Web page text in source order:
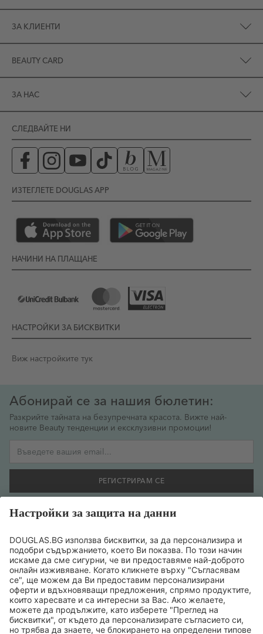
ЗА КЛИЕНТИ
BEAUTY CARD
ЗА НАС
СЛЕДВАЙТЕ НИ
ИЗТЕГЛЕТЕ DOUGLAS APP
НАЧИНИ НА ПЛАЩАНЕ
НАСТРОЙКИ ЗА БИСКВИТКИ
Виж настройките тук
Абонирай се за нашия бюлетин:
Разкрийте тайната на безупречната красота. Вижте най-
новите Beauty тенденции и ексклузивни промоции!
РЕГИСТРИРАМ СЕ
предоставената от мен информация да се обработва
ТОП БРАНДОВЕ
ТОП ПРОДУКТИ